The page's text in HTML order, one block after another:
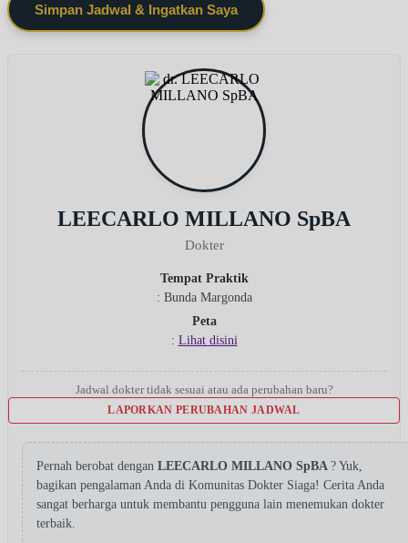
Simpan Jadwal & Ingatkan Saya
LEECARLO MILLANO SpBA
Dokter
Tempat Praktik
: Bunda Margonda
Peta
: Lihat disini
Jadwal dokter tidak sesuai atau ada perubahan baru?
LAPORKAN PERUBAHAN JADWAL
Pernah berobat dengan LEECARLO MILLANO SpBA ? Yuk,
bagikan pengalaman Anda di Komunitas Dokter Siaga! Cerita Anda
sangat berharga untuk membantu pengguna lain menemukan dokter
terbaik.